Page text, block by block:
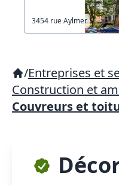
3454 rue Aylmer
/Entreprises et
Construction et
Couvreurs et